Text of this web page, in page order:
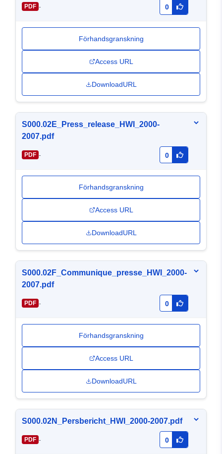
PDF - 0
Förhandsgranskning
Access URL
DownloadURL
S000.02E_Press_release_HWI_2000-
2007.pdf
PDF - 0
Förhandsgranskning
Access URL
DownloadURL
S000.02F_Communique_presse_HWI_2000-
2007.pdf
PDF - 0
Förhandsgranskning
Access URL
DownloadURL
S000.02N_Persbericht_HWI_2000-2007.pdf
PDF - 0